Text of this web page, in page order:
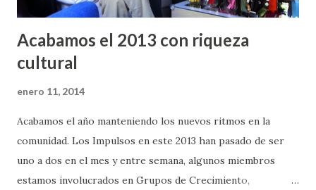
Acabamos el 2013 con riqueza
cultural
enero 11, 2014
Acabamos el año manteniendo los nuevos ritmos en la
comunidad. Los Impulsos en este 2013 han pasado de ser
uno a dos en el mes y entre semana, algunos miembros
estamos involucrados en Grupos de Crecimiento,